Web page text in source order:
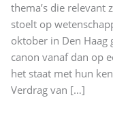
thema’s die
stoelt op
oktober in Den Haag
canon vanaf dan op
het staat met hun
Verdrag van […]